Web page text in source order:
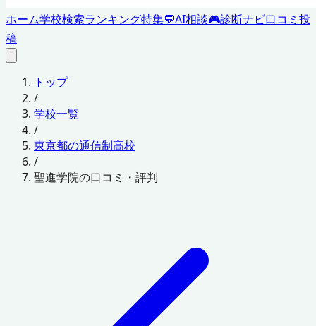
ホーム学校検索ランキング特集💬AI相談🎮診断ナビ口コミ投
稿
トップ
/
学校一覧
/
東京都の通信制高校
/
聖進学院の口コミ・評判